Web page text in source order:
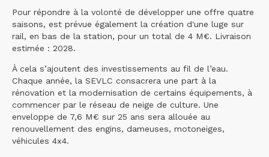
Pour répondre à la volonté de développer une offre quatre
saisons, est prévue également la création d'une luge sur
rail, en bas de la station, pour un total de 4 M€. Livraison
estimée : 2028.
À cela s’ajoutent des investissements au fil de l’eau.
Chaque année, la SEVLC consacrera une part à la
rénovation et la modernisation de certains équipements, à
commencer par le réseau de neige de culture. Une
enveloppe de 7,6 M€ sur 25 ans sera allouée au
renouvellement des engins, dameuses, motoneiges,
véhicules 4x4.